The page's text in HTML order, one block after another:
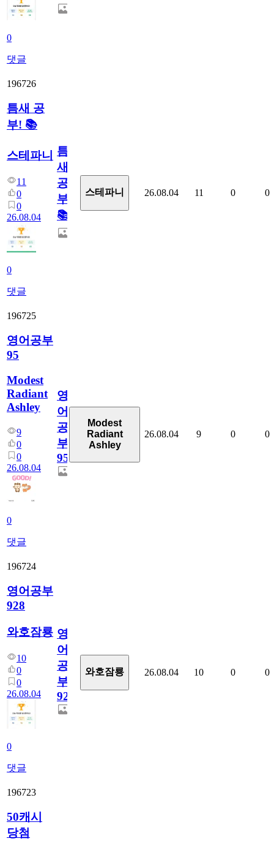
0
댓글
196726
틈새 공
부! 📚
스테파니
11
0
0
26.08.04
0
댓글
틈
새
공
부!
📚
스테파니 26.08.04 11 0 0
196725
영어공부
95
Modest
Radiant
Ashley
9
0
0
26.08.04
0
댓글
영
어
공
부
95
Modest
Radiant
Ashley
26.08.04 9 0 0
196724
영어공부
928
와호잠룡
10
0
0
26.08.04
0
댓글
영
어
공
부
928
와호잠룡 26.08.04 10 0 0
196723
50캐시
당첨